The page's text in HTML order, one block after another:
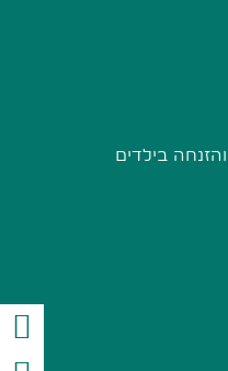
בילדים